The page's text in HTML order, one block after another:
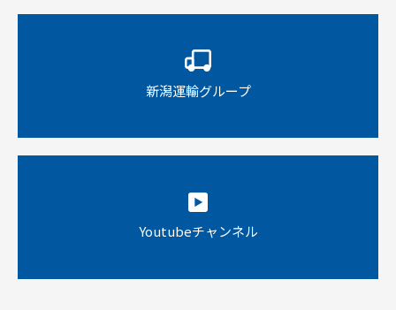
新潟運輸グループ
Youtubeチャンネル